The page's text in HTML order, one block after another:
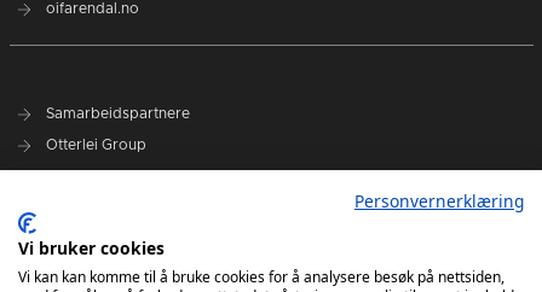
oifarendal.no
Samarbeidspartnere
Otterlei Group
Nyhetsarkiv
Personvernerklæring
Vi bruker cookies
Vi kan kan komme til å bruke cookies for å analysere besøk på nettsiden,